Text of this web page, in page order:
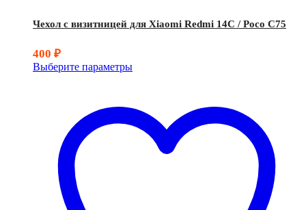
Чехол с визитницей для Xiaomi Redmi 14C / Poco C75
400 ₽
Выберите параметры